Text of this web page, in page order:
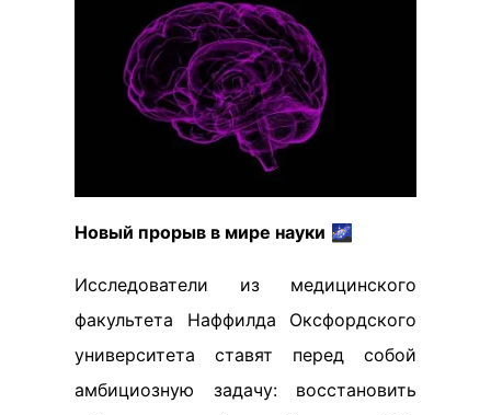
Новый прорыв в мире науки 🌌
Исследователи из медицинского
факультета Наффилда Оксфордского
университета ставят перед собой
амбициозную задачу: восстановить